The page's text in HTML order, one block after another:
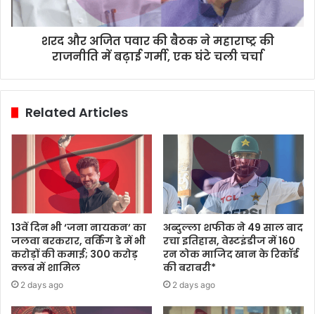
शरद और अजित पवार की बैठक ने महाराष्ट्र की
राजनीति में बढ़ाई गर्मी, एक घंटे चली चर्चा
Related Articles
13वें दिन भी ‘जना नायकन’ का
जलवा बरकरार, वर्किंग डे में भी
करोड़ों की कमाई; 300 करोड़
क्लब में शामिल
2 days ago
अब्दुल्ला शफीक ने 49 साल बाद
रचा इतिहास, वेस्टइंडीज में 160
रन ठोक माजिद खान के रिकॉर्ड
की बराबरी*
2 days ago